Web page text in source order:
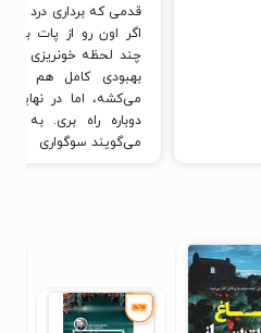
قدمی که برداری درد
اگر اون رو از پات
چند لحظه خونریزی
بهبودی کامل هم
می‌کشه، اما در نهایت
دوباره راه بری. به
می‌گویند سوگواری